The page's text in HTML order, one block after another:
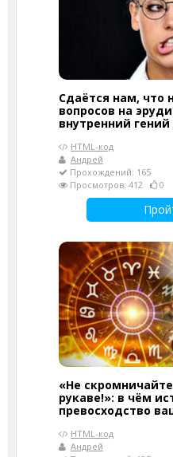
Сдаётся нам, что
вопросов на
внутренний
HTML-код
Андрей
Прохождений: 165
Просмотров: 412
0
«Не
рукаве!»: в чём
превосходство
HTML-код
Андрей